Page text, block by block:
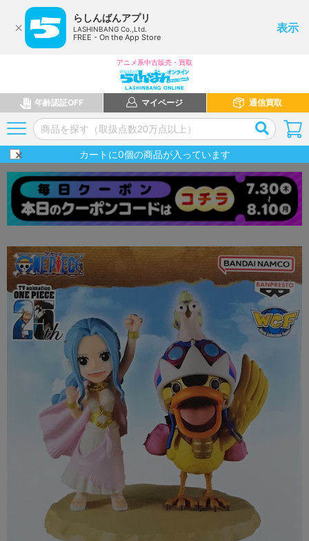
らしんばんアプリ
LASHINBANG Co.,Ltd.
FREE - On the App Store
表示
アニメ系中古販売・買取
年齢認証OFF マイページ 通信買取
カートに0個の商品が入っています